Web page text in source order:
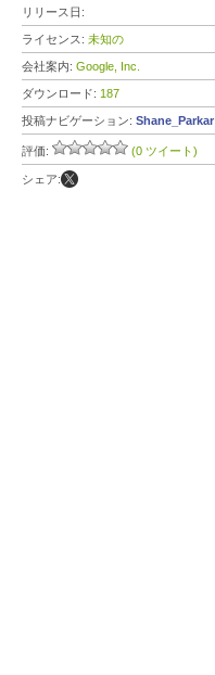
リリース日:
ライセンス: 未知の
会社案内: Google, Inc.
ダウンロード: 187
投稿ナビゲーション: Shane_Parkar
評価: (0 ツイート)
シェア: